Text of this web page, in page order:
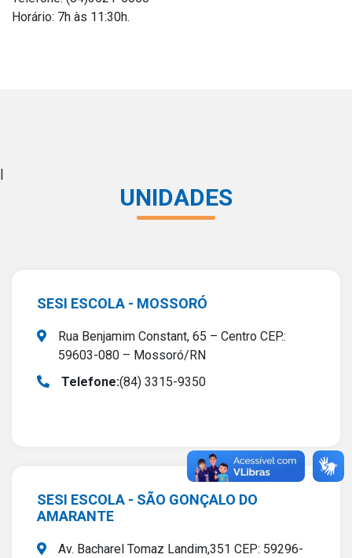
A-
Horário: 7h às 11:30h.
UNIDADES
SESI ESCOLA - MOSSORÓ
Rua Benjamim Constant, 65 – Centro CEP.:
59603-080 – Mossoró/RN
Telefone:(84) 3315-9350
SESI ESCOLA - SÃO GONÇALO DO
AMARANTE
Av. Bacharel Tomaz Landim,351 CEP: 59296-